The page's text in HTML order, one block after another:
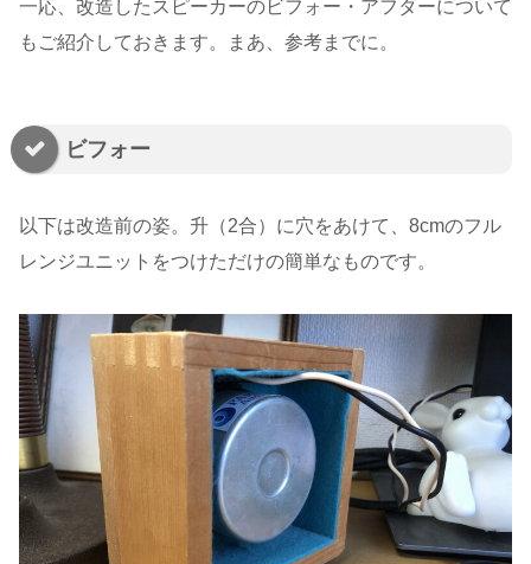
一応、改造したスピーカーのビフォー・アフターについて
もご紹介しておきます。まあ、参考までに。
ビフォー
以下は改造前の姿。升（2合）に穴をあけて、8cmのフル
レンジユニットをつけただけの簡単なものです。